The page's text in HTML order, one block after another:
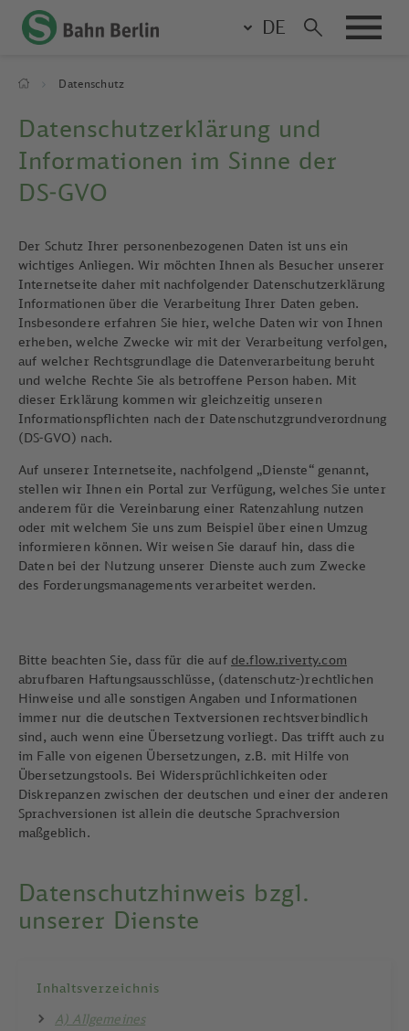
DE
Breadcrumb
Datenschutz
Datenschutzerklärung und
Informationen im Sinne der
DS-GVO
Der Schutz Ihrer personenbezogenen Daten ist uns ein
wichtiges Anliegen. Wir möchten Ihnen als Besucher unserer
Internetseite daher mit nachfolgender Datenschutzerklärung
Informationen über die Verarbeitung Ihrer Daten geben.
Insbesondere erfahren Sie hier, welche Daten wir von Ihnen
erheben, welche Zwecke wir mit der Verarbeitung verfolgen,
auf welcher Rechtsgrundlage die Datenverarbeitung beruht
und welche Rechte Sie als betroffene Person haben. Mit
dieser Erklärung kommen wir gleichzeitig unseren
Informationspflichten nach der Datenschutzgrundverordnung
(DS-GVO) nach.
Auf unserer Internetseite, nachfolgend „Dienste“ genannt,
stellen wir Ihnen ein Portal zur Verfügung, welches Sie unter
anderem für die Vereinbarung einer Ratenzahlung nutzen
oder mit welchem Sie uns zum Beispiel über einen Umzug
informieren können. Wir weisen Sie darauf hin, dass die
Daten bei der Nutzung unserer Dienste auch zum Zwecke
des Forderungsmanagements verarbeitet werden.
Bitte beachten Sie, dass für die auf de.flow.riverty.com
abrufbaren Haftungsausschlüsse, (datenschutz-)rechtlichen
Hinweise und alle sonstigen Angaben und Informationen
immer nur die deutschen Textversionen rechtsverbindlich
sind, auch wenn eine Übersetzung vorliegt. Das trifft auch zu
im Falle von eigenen Übersetzungen, z.B. mit Hilfe von
Übersetzungstools. Bei Widersprüchlichkeiten oder
Diskrepanzen zwischen der deutschen und einer der anderen
Sprachversionen ist allein die deutsche Sprachversion
maßgeblich.
Datenschutzhinweis bzgl.
unserer Dienste
Inhaltsverzeichnis
A) Allgemeines